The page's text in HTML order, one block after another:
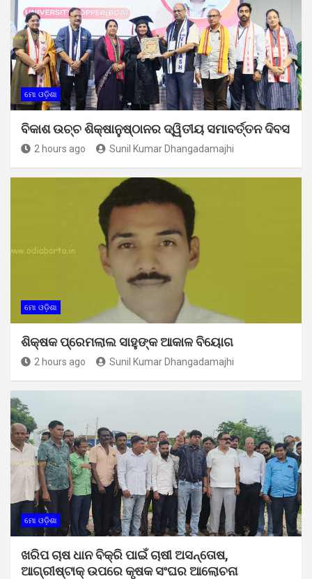
ମୋ ଓଡ଼ିଶା
ବିକାଶ ଉଚ୍ଚ ଶିକ୍ଷାନୁଷ୍ଠାନର ଦ୍ୱିତୀୟ ସମାବର୍ତ୍ତନ ଦିବସ
2 hours ago Sunil Kumar Dhangadamajhi
ମୋ ଓଡ଼ିଶା
ଶିକ୍ଷକ ପ୍ରେମଲାଲ ସାହୁଙ୍କ ଆକାଳ ବିୟୋଗ
2 hours ago Sunil Kumar Dhangadamajhi
ମୋ ଓଡ଼ିଶା
ଖରିପ ଚାଷ ଧାନ ବିକ୍ରି ପାଇଁ ଚାଷୀ ଅସନ୍ତୋଷ,
ଆଗ୍ରୀଷ୍ଟାକ୍ ଉପରେ କୃଷକ ସଂଘର ଆଲୋଚନା